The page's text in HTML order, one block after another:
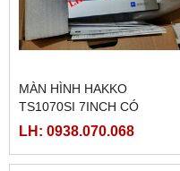
MÀN HÌNH HAKKO
TS1070SI 7INCH CÓ
ETHERNET
LH: 0938.070.068